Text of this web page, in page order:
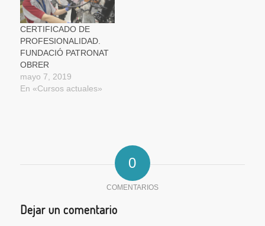
CERTIFICADO DE
PROFESIONALIDAD.
FUNDACIÓ PATRONAT
OBRER
mayo 7, 2019
En «Cursos actuales»
0
COMENTARIOS
Dejar un comentario